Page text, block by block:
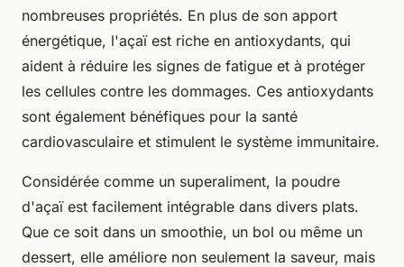
nombreuses propriétés. En plus de son apport
énergétique, l'açaï est riche en antioxydants, qui
aident à réduire les signes de fatigue et à protéger
les cellules contre les dommages. Ces antioxydants
sont également bénéfiques pour la santé
cardiovasculaire et stimulent le système immunitaire.
Considérée comme un superaliment, la poudre
d'açaï est facilement intégrable dans divers plats.
Que ce soit dans un smoothie, un bol ou même un
dessert, elle améliore non seulement la saveur, mais